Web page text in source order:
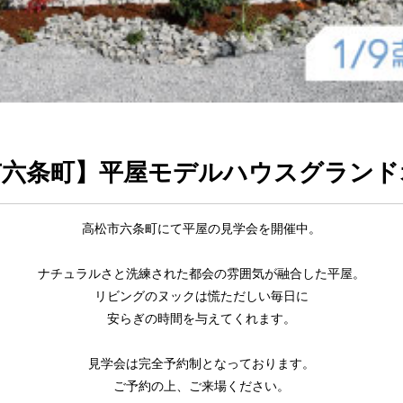
条町】平屋モデルハウスグラン
高松市六条町にて平屋の見学会を開催中。
ナチュラルさと洗練された都会の雰囲気が融合した平屋。
リビングのヌックは慌ただしい毎日に
安らぎの時間を与えてくれます。
見学会は完全予約制となっております。
ご予約の上、ご来場ください。